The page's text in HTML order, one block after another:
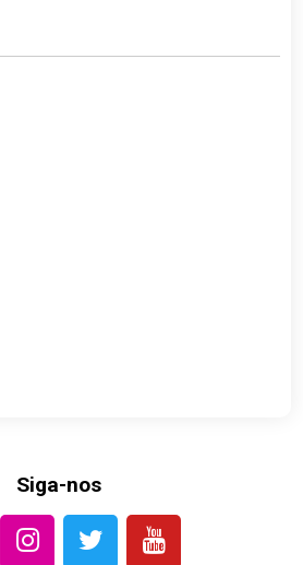
Siga-nos